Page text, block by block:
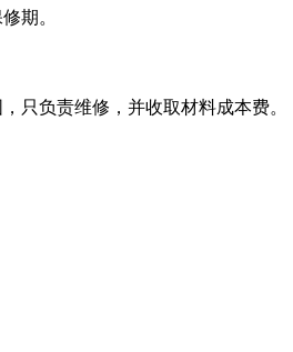
期。
只负责维修，并收取材料成本费。